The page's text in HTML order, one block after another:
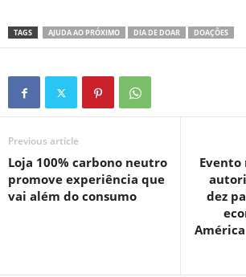
TAGS AJUDA AO PRÓXIMO DIA DE DOAR DOAÇÕES
Previous article
Loja 100% carbono neutro
promove experiência que
vai além do consumo
dez